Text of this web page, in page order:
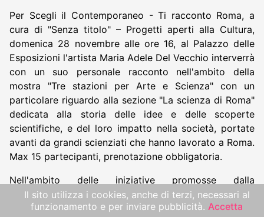
Per Scegli il Contemporaneo - Ti racconto Roma, a
cura di "Senza titolo" – Progetti aperti alla Cultura,
domenica 28 novembre alle ore 16, al Palazzo delle
Esposizioni l'artista Maria Adele Del Vecchio interverrà
con un suo personale racconto nell'ambito della
mostra "Tre stazioni per Arte e Scienza" con un
particolare riguardo alla sezione "La scienza di Roma"
dedicata alla storia delle idee e delle scoperte
scientifiche, e del loro impatto nella società, portate
avanti da grandi scienziati che hanno lavorato a Roma.
Max 15 partecipanti, prenotazione obbligatoria.
Nell'ambito delle iniziative promosse dalla
Sovrintendenza Capitolina ai Beni Culturali, mercoledì
24 novembre alla Centrale Montemartini apre al
Il sito utilizza i cookies, anche di terzi, necessari al
funzionamento e per inviare pubblicità. Accetta